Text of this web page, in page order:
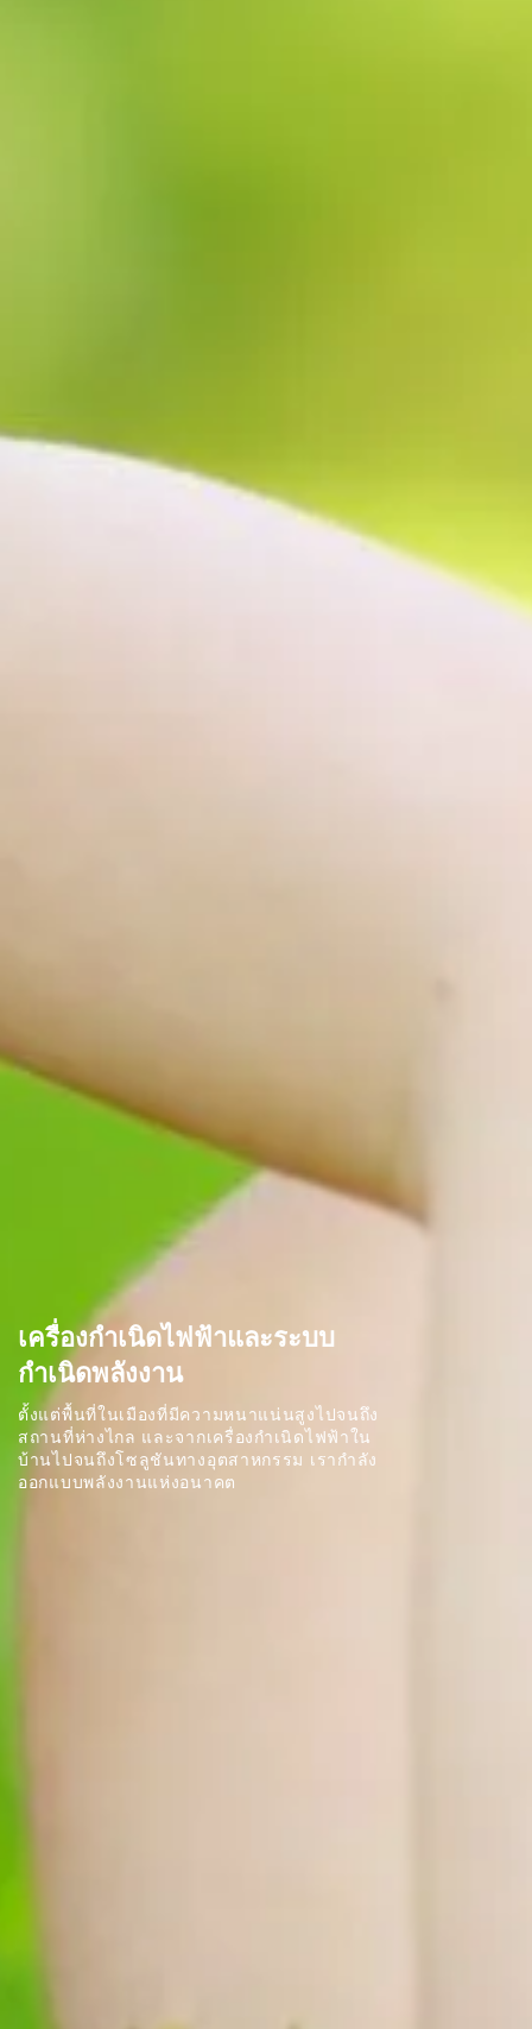
เครื่องกำเนิดไฟฟ้าและระบบ
กำเนิดพลังงาน
ตั้งแต่พื้นที่ในเมืองที่มีความหนาแน่นสูงไปจนถึง
สถานที่ห่างไกล และจากเครื่องกำเนิดไฟฟ้าใน
บ้านไปจนถึงโซลูชันทางอุตสาหกรรม เรากำลัง
ออกแบบพลังงานแห่งอนาคต